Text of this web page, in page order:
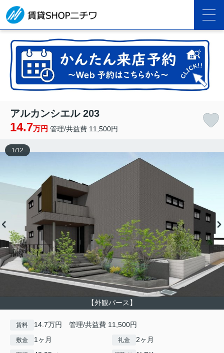
アルカンシエル 203
14.7万円 管理/共益費 11,500円
【外観パース】
1/12
賃料 14.7万円 管理/共益費 11,500円
敷金 1ヶ月 礼金 2ヶ月